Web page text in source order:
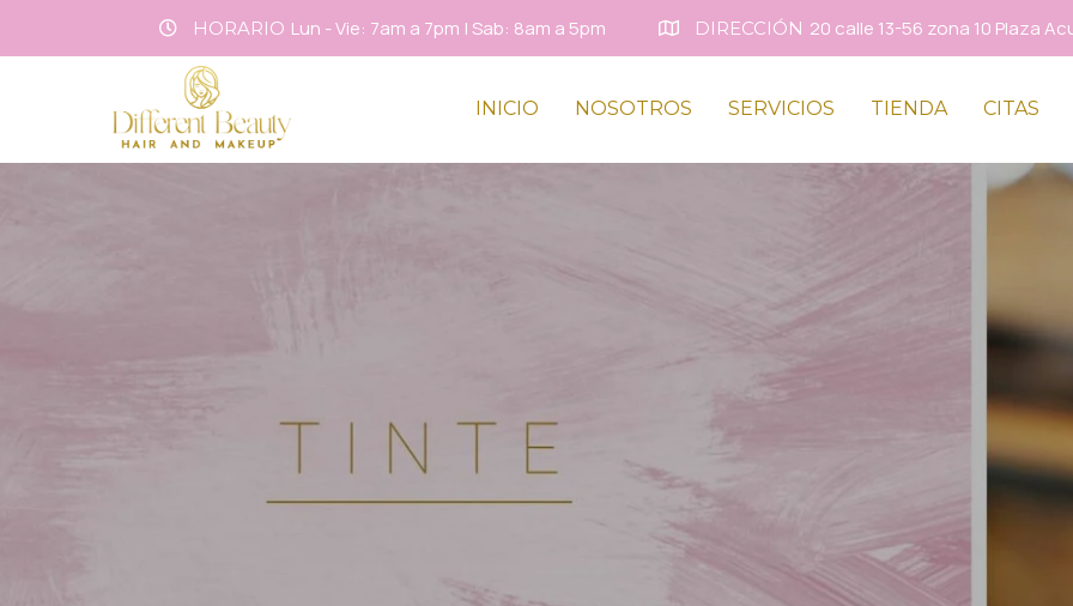
HORARIO Lun - Vie: 7am a 7pm | Sab: 8am a 5pm DIRECCIÓN 20 calle 13-56 zona 10 Plaza
INICIO NOSOTROS SERVICIOS TIENDA CITAS